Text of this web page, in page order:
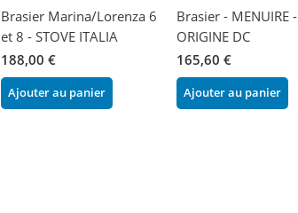
Brasier Marina/Lorenza 6
et 8 - STOVE ITALIA
188,00 €
Ajouter au panier
Brasier - MENUIRE -
ORIGINE DC
165,60 €
Ajouter au panier